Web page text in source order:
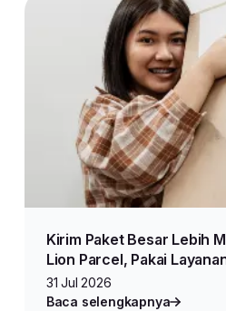
Kirim Paket Besar Lebih
Lion Parcel, Pakai
31 Jul 2026
Baca selengkapnya